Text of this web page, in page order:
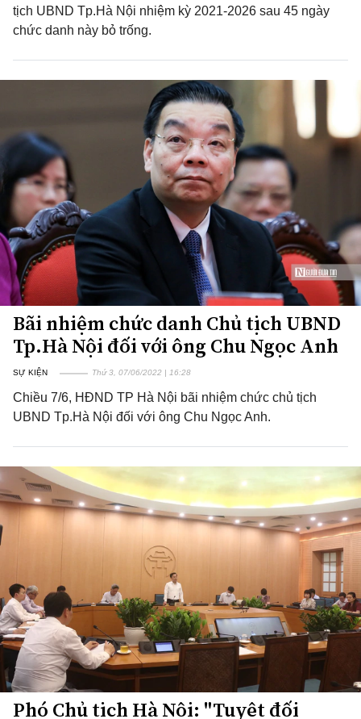
tịch UBND Tp.Hà Nội nhiệm kỳ 2021-2026 sau 45 ngày
chức danh này bỏ trống.
Bãi nhiệm chức danh Chủ tịch UBND
Tp.Hà Nội đối với ông Chu Ngọc Anh
SỰ KIỆN Thứ 3, 07/06/2022 | 16:28
Chiều 7/6, HĐND TP Hà Nội bãi nhiệm chức chủ tịch
UBND Tp.Hà Nội đối với ông Chu Ngọc Anh.
Phó Chủ tịch Hà Nội: "Tuyệt đối